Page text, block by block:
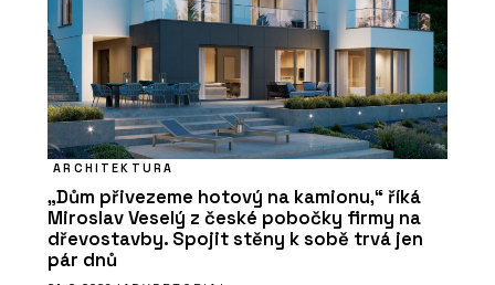
ARCHITEKTURA
„Dům přivezeme hotový na kamionu,“ říká
Miroslav Veselý z české pobočky firmy na
dřevostavby. Spojit stěny k sobě trvá jen
pár dnů